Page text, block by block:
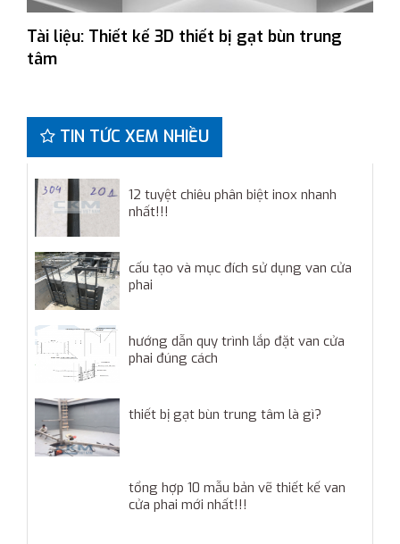
Tài liệu: Thiết kế 3D thiết bị gạt bùn trung
tâm
TIN TỨC XEM NHIỀU
12 tuyệt chiêu phân biệt inox nhanh
nhất!!!
cấu tạo và mục đích sử dụng van cửa
phai
hướng dẫn quy trình lắp đặt van cửa
phai đúng cách
thiết bị gạt bùn trung tâm là gì?
tổng hợp 10 mẫu bản vẽ thiết kế van
cửa phai mới nhất!!!